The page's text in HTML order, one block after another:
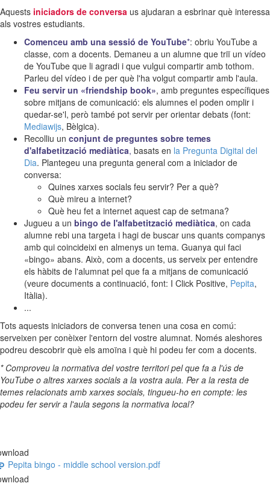
Aquests iniciadors de conversa us ajudaran a esbrinar què interessa
als vostres estudiants.
Comenceu amb una sessió de YouTube*: obriu YouTube a
classe, com a docents. Demaneu a un alumne que triï un vídeo
de YouTube que li agradi i que vulgui compartir amb tothom.
Parleu del vídeo i de per què l'ha volgut compartir amb l'aula.
Feu servir un «friendship book», amb preguntes específiques
sobre mitjans de comunicació: els alumnes el poden omplir i
quedar-se'l, però també pot servir per orientar debats (font:
Mediawijs, Bèlgica).
Recolliu un conjunt de preguntes sobre temes
d'alfabetització mediàtica, basats en la Pregunta Digital del
Dia. Plantegeu una pregunta general com a iniciador de
conversa:
Quines xarxes socials feu servir? Per a què?
Què mireu a internet?
Què heu fet a internet aquest cap de setmana?
Jugueu a un bingo de l'alfabetització mediàtica, on cada
alumne rebi una targeta i hagi de buscar uns quants companys
amb qui coincideixi en almenys un tema. Guanya qui faci
«bingo» abans. Això, com a docents, us serveix per entendre
els hàbits de l'alumnat pel que fa a mitjans de comunicació
(veure documents a continuació, font: I Click Positive, Pepita,
Itàlia).
...
Tots aquests iniciadors de conversa tenen una cosa en comú:
serveixen per conèixer l'entorn del vostre alumnat. Només aleshores
podreu descobrir què els amoïna i què hi podeu fer com a docents.
* Comproveu la normativa del vostre territori pel que fa a l'ús de
YouTube o altres xarxes socials a la vostra aula. Per a la resta de
temes relacionats amb xarxes socials, tingueu-ho en compte: les
podeu fer servir a l'aula segons la normativa local?
Pepita bingo - middle school version.pdf